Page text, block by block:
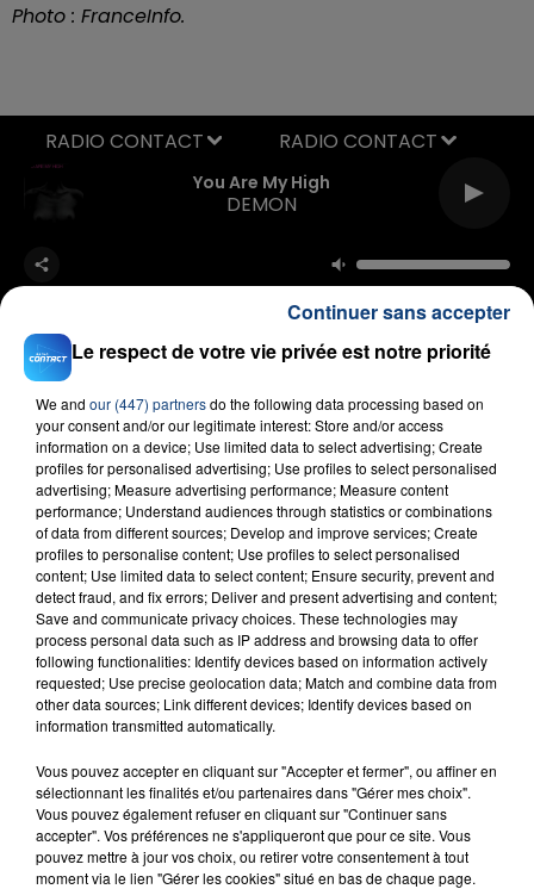
Photo : FranceInfo.
You Are My High
DEMON
RADIO CONTACT
FIL D'ACTU
23 juillet 2026
INCENDIE MORTEL À LENS : UNE FEMME ET
SON BÉBÉ ENTRE LA VIE ET LA...
Un homme s'est immolé par le feu après avoir
aspergé sa compagne et leur bébé de trois mois
d'un liquide inflammable.
Le respect de votre vie privée est notre priorité
We and our (447) partnersdo the following data processing based on
your consent and/or our legitimate interest: Store and/or access
information on a device; Use limited data to select advertising; Create
profiles for personalised advertising; Use profiles to select personalised
advertising; Measure advertising performance; Measure content
performance; Understand audiences through statistics or combinations
of data from different sources; Develop and improve services; Create
profiles to personalise content; Use profiles to select personalised
content; Use limited data to select content; Ensure security, prevent and
detect fraud, and fix errors; Deliver and present advertising and content;
Save and communicate privacy choices. These technologies may
process personal data such as IP address and browsing data to offer
following functionalities: Identify devices based on information actively
requested; Use precise geolocation data; Match and combine data from
other data sources; Link different devices; Identify devices based on
information transmitted automatically.
Vous pouvez accepter en cliquant sur "Accepter et fermer", ou affiner en
sélectionnant les finalités et/ou partenaires dans "Gérer mes choix".
Vous pouvez également refuser en cliquant sur "Continuer sans
accepter". Vos préférences ne s'appliqueront que pour ce site. Vous
pouvez mettre à jour vos choix, ou retirer votre consentement à tout
moment via le lien "Gérer les cookies" situé en bas de chaque page.
Continuer sans accepter